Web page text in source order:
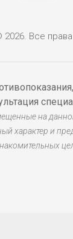
2026. Все
на
характер и